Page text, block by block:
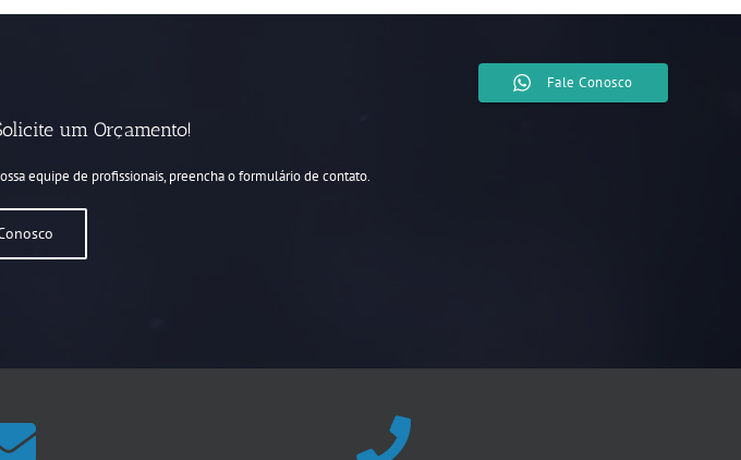
um Orçamento!
equipe de profissionais, preencha o formulário de contato.
Fale Conosco